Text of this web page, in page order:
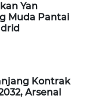
Yan
Muda Pantai
Kontrak
Arsenal